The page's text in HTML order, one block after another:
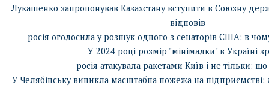
Лукашенко запропонував Казахстану вступити в Союзну
відповів
росія оголосила у розшук одного з сенаторів США: в
У 2024 році розмір "мінімалки" в Україні
росія атакувала ракетами Київ і не тільки:
У Челябінську виникла масштабна пожежа на підприємстві: